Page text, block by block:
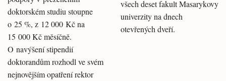
doktorském studiu stoupne
o 25 %, z 12 000 Kč na
15 000 Kč měsíčně.
O navýšení stipendií
doktorandům rozhodl ve svém
nejnovějším opatření rektor
všech deset fakult Masarykovy
univerzity na dnech
otevřených dveří.